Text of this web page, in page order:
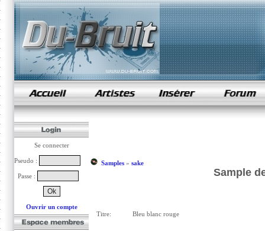
samples de rap
Se connecter
Pseudo :
Passe :
Ouvrir un compte
Samples» sake
Sample
Titre: Bleu blanc rouge